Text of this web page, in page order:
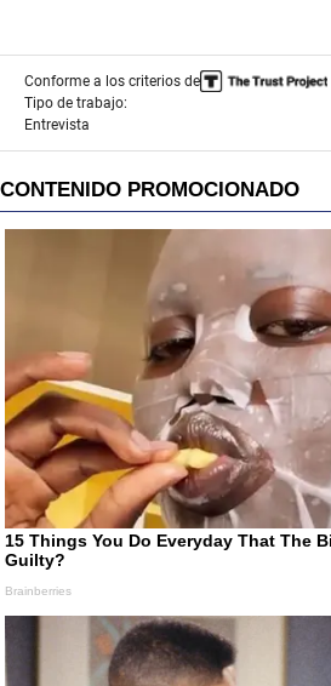
Conforme a los criterios de
Tipo de trabajo:
Entrevista